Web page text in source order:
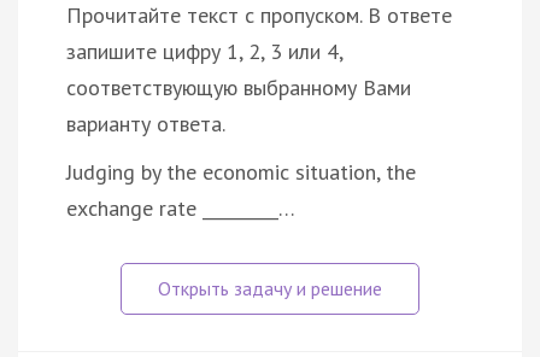
Прочитайте текст с пропуском. В ответе
запишите цифру 1, 2, 3 или 4,
соответствующую выбранному Вами
варианту ответа.
Judging by the economic situation, the
exchange rate _________…